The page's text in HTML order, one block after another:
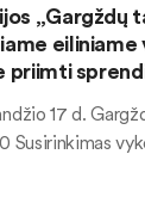
„Gargždų
eiliniame
priimti
17 d.
Susirinkimas